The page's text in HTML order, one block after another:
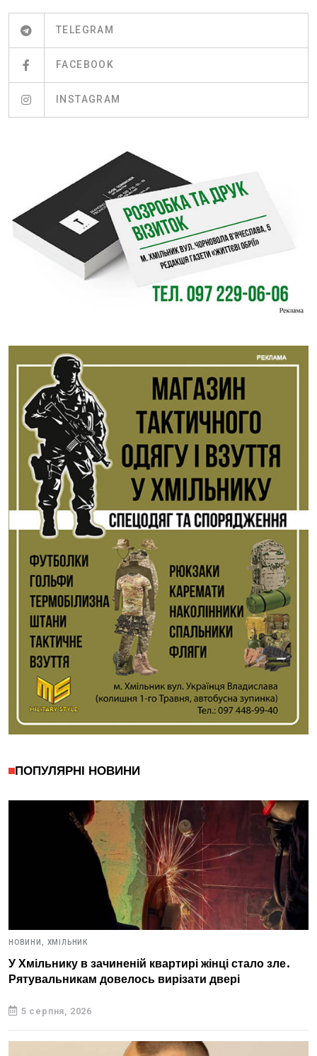
TELEGRAM
FACEBOOK
INSTAGRAM
ПОПУЛЯРНІ НОВИНИ
НОВИНИ, ХМІЛЬНИК
У Хмільнику в зачиненій квартирі жінці стало зле.
Рятувальникам довелось вирізати двері
5 серпня, 2026